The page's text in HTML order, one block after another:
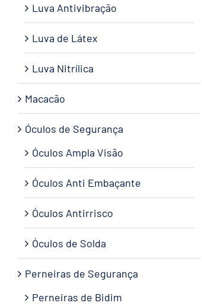
Luva Antivibração
Luva de Látex
Luva Nitrílica
Macacão
Óculos de Segurança
Óculos Ampla Visão
Óculos Anti Embaçante
Óculos Antirrisco
Óculos de Solda
Perneiras de Segurança
Perneiras de Bidim